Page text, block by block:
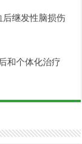
后继发性脑损伤
和个体化治疗